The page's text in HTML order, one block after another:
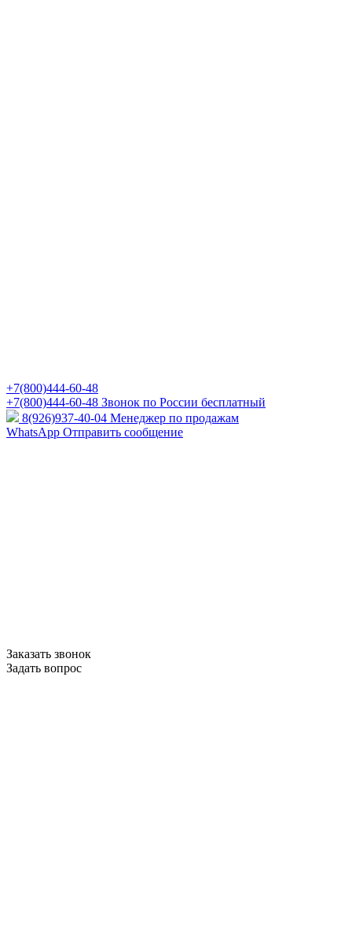
+7(800)444-60-48
+7(800)444-60-48 Звонок по России бесплатный
8(926)937-40-04 Менеджер по продажам
WhatsApp Отправить сообщение
Заказать звонок
Задать вопрос